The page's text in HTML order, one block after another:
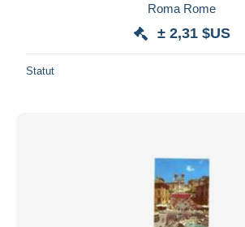
Roma Rome
± 2,31 $US
Statut